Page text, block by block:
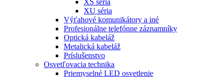
XS séria
XU séria
Výťahové komunikátory a iné
Profesionálne telefónne záznamníky
Optická kabeláž
Metalická kabeláž
Príslušenstvo
Osvetľovacia technika
Priemyselné LED osvetlenie